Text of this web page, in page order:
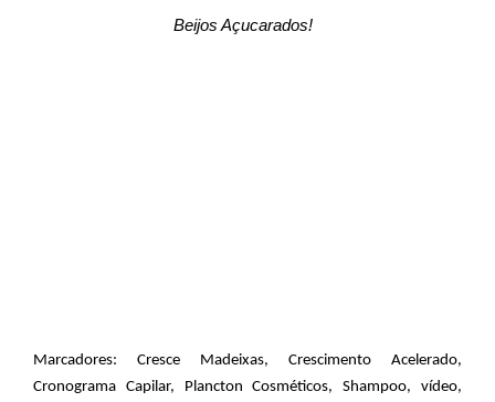
Beijos Açucarados!
Marcadores: Cresce Madeixas, Crescimento Acelerado,
Cronograma Capilar, Plancton Cosméticos,Shampoo,vídeo,